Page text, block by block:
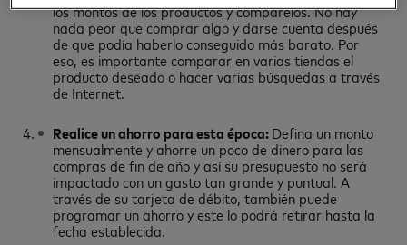
los montos de los productos y compárelos. No hay
nada peor que comprar algo y darse cuenta después
de que podía haberlo conseguido más barato. Por
eso, es importante comparar en varias tiendas el
producto deseado o hacer varias búsquedas a través
de Internet.
Realice un ahorro para esta época:Defina un monto
mensualmente y ahorre un poco de dinero para las
compras de fin de año y así su presupuesto no será
impactado con un gasto tan grande y puntual. A
través de su tarjeta de débito, también puede
programar un ahorro y este lo podrá retirar hasta la
fecha establecida.